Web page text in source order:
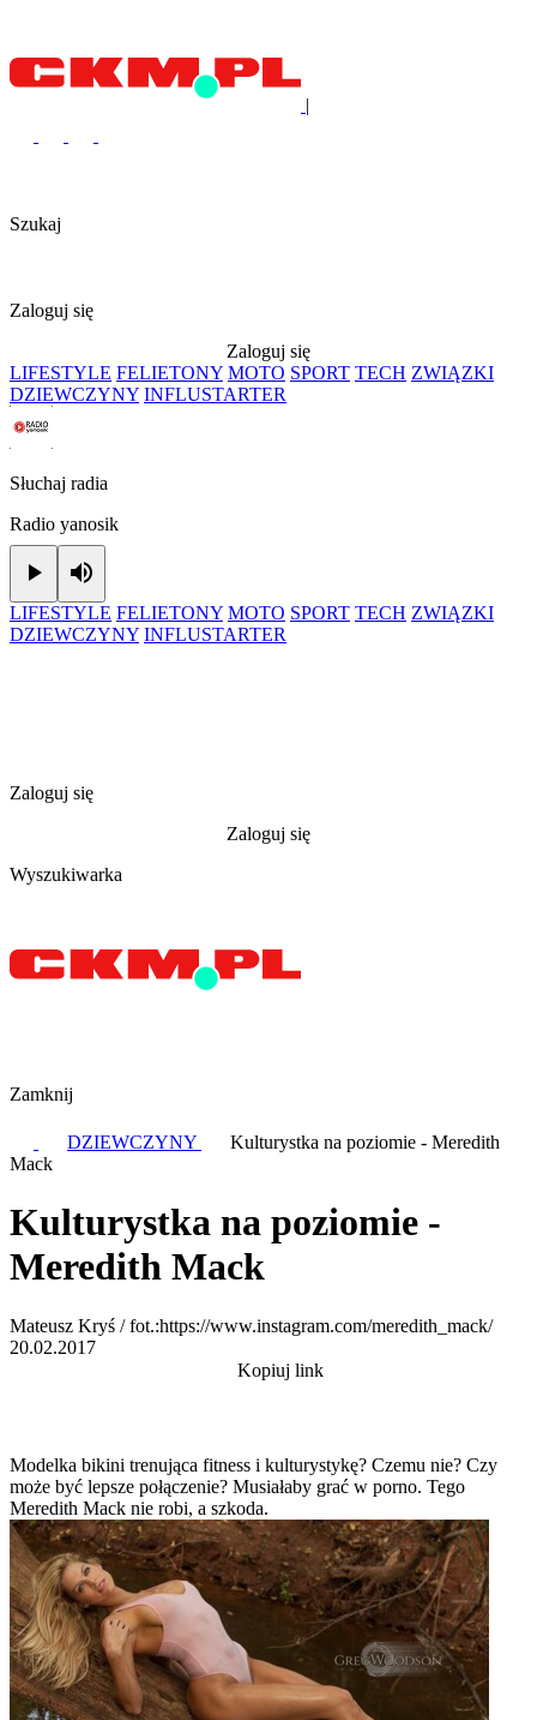
|
Szukaj
Zaloguj się
Zaloguj się
LIFESTYLE FELIETONY MOTO SPORT TECH ZWIĄZKI
DZIEWCZYNY INFLUSTARTER
Słuchaj radia
Radio yanosik
Play
LIFESTYLE FELIETONY MOTO SPORT TECH ZWIĄZKI
DZIEWCZYNY INFLUSTARTER
Zaloguj się
Zaloguj się
Wyszukiwarka
Zamknij
DZIEWCZYNY
Kulturystka na poziomie - Meredith
Mack
Kulturystka na poziomie -
Meredith Mack
Mateusz Kryś / fot.:https://www.instagram.com/meredith_mack/
20.02.2017
Kopiuj link
Modelka bikini trenująca fitness i kulturystykę? Czemu nie? Czy
może być lepsze połączenie? Musiałaby grać w porno. Tego
Meredith Mack nie robi, a szkoda.